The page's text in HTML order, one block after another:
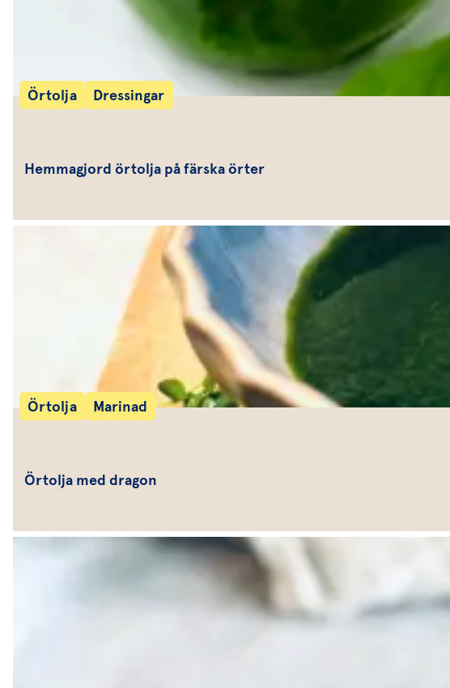
Örtolja Dressingar
Hemmagjord örtolja på färska örter
Örtolja Marinad
Örtolja med dragon